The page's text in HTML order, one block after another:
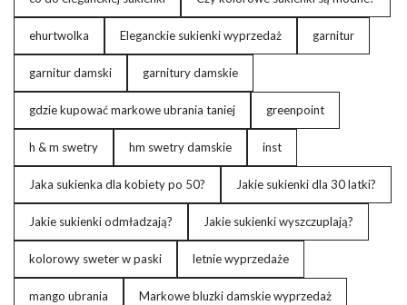
ehurtwolka Eleganckie sukienki wyprzedaż garnitur
garnitur damski garnitury damskie
gdzie kupować markowe ubrania taniej greenpoint
h & m swetry hm swetry damskie inst
Jaka sukienka dla kobiety po 50? Jakie sukienki dla 30 latki?
Jakie sukienki odmładzają? Jakie sukienki wyszczuplają?
kolorowy sweter w paski letnie wyprzedaże
mango ubrania Markowe bluzki damskie wyprzedaż